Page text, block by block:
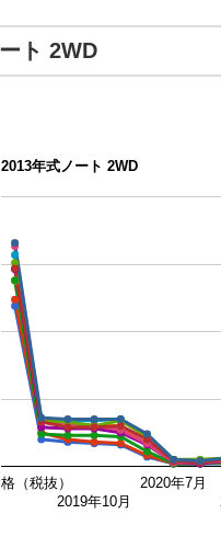
ト 2WD
2013年式ノート 2WD
（税抜）
2019年10月
2020年7月